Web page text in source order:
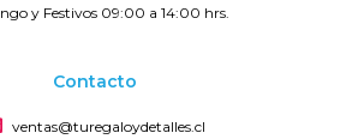
y Festivos 09:00 a 14:00 hrs.
Contacto
ventas@turegaloydetalles.cl